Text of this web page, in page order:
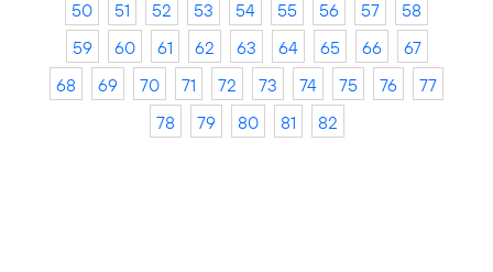
50
51 52 53 54 55 56 57
58
59
60 61 62 63 64 65 66
67
68
69 70 71 72 73 74 75 76
77
78
79 80 81 82